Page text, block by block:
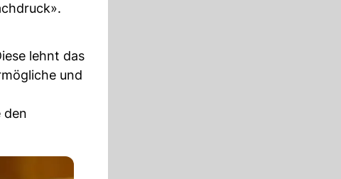
lehnt das
und
den